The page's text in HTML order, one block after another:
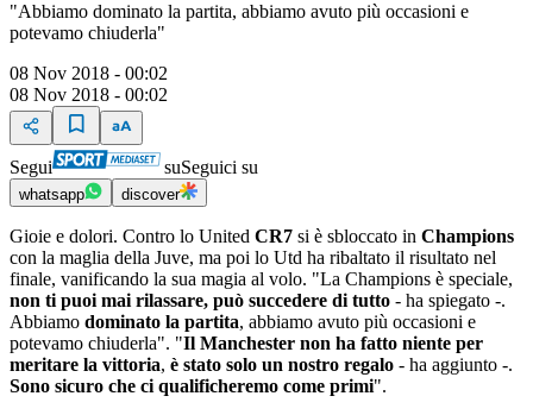
"Abbiamo dominato la partita, abbiamo avuto più occasioni e
potevamo chiuderla"
08 Nov 2018 - 00:02
08 Nov 2018 - 00:02
Segui suSeguici su
whatsapp discover
Gioie e dolori. Contro lo United CR7 si è sbloccato in Champions
con la maglia della Juve, ma poi lo Utd ha ribaltato il risultato nel
finale, vanificando la sua magia al volo. "La Champions è speciale,
non ti puoi mai rilassare, può succedere di tutto - ha spiegato -.
Abbiamo dominato la partita, abbiamo avuto più occasioni e
potevamo chiuderla". "Il Manchester non ha fatto niente per
meritare la vittoria, è stato solo un nostro regalo - ha aggiunto -.
Sono sicuro che ci qualificheremo come primi".